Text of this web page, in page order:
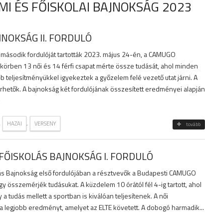
ÉS FŐISKOLAI BAJNOKSÁG 2023
II. FORDULÓ
fordulóját tartották 2023. május 24-én, a CAMUGO
13 női és 14 férfi csapat mérte össze tudását, ahol minden
teljesítményükkel igyekeztek a győzelem felé vezető utat járni. A
A bajnokság két fordulójának összesített eredményei alapján
HAZAI , VERSENY tovább
BAJNOKSÁG I. FORDULÓ
Bajnokság első fordulójában a résztvevők a Budapesti CAMUGO
összemérjék tudásukat. A küzdelem 10 órától fél 4-ig tartott, ahol
a tudás mellett a sportban is kiválóan teljesítenek. A női
legjobb eredményt, amelyet az ELTE követett. A dobogó harmadik...